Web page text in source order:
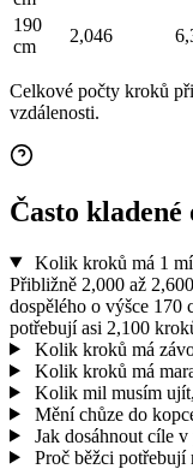
190
cm
2,046
Celkové počty kroků
vzdálenosti.
Často kladené
Kolik kroků má 1
Přibližně 2,000 až
dospělého o výšce 170
potřebují asi 2,100
Kolik kroků má
Kolik kroků má
Kolik mil musím
Mění chůze do
Jak dosáhnout cíle
Proč běžci potřebují